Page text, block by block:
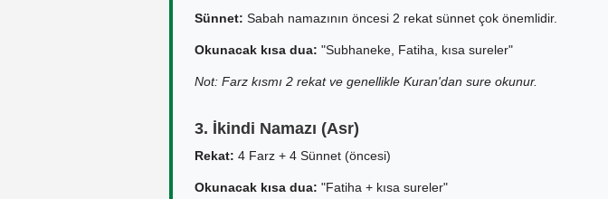
Sünnet: Sabah namazının öncesi 2 rekat sünnet çok önemlidir.
Okunacak kısa dua: "Subhaneke, Fatiha, kısa sureler"
Not: Farz kısmı 2 rekat ve genellikle Kuran'dan sure okunur.
3. İkindi Namazı (Asr)
Rekat: 4 Farz + 4 Sünnet (öncesi)
Okunacak kısa dua: "Fatiha + kısa sureler"